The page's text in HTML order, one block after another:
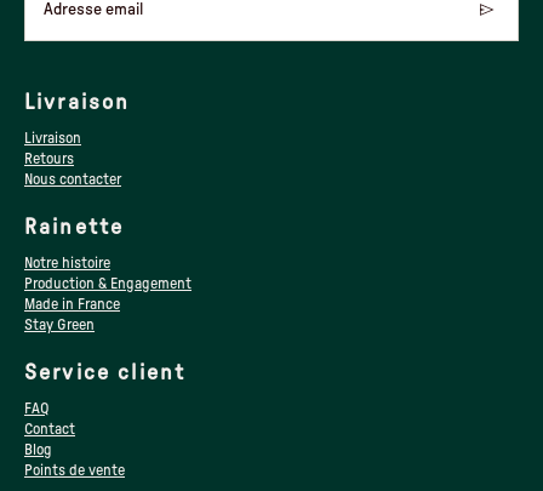
Adresse email
Livraison
Livraison
Retours
Nous contacter
Rainette
Notre histoire
Production & Engagement
Made in France
Stay Green
Service client
FAQ
Contact
Blog
Points de vente